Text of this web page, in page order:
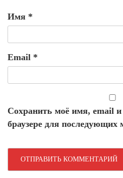
Имя *
Email *
Сохранить моё имя, email и
браузере для последующих